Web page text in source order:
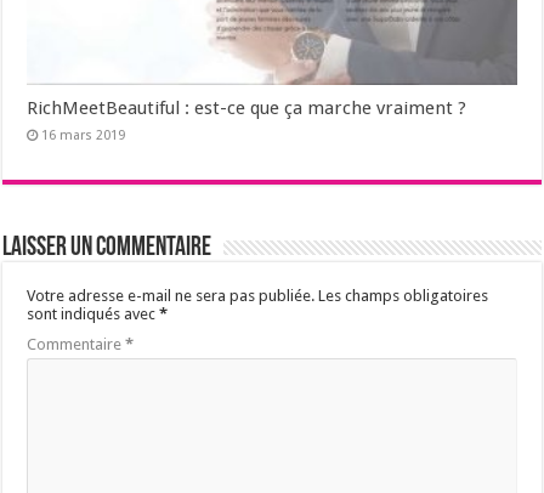
RichMeetBeautiful : est-ce que ça marche vraiment ?
16 mars 2019
Laisser un commentaire
Votre adresse e-mail ne sera pas publiée. Les champs obligatoires
sont indiqués avec*
Commentaire*